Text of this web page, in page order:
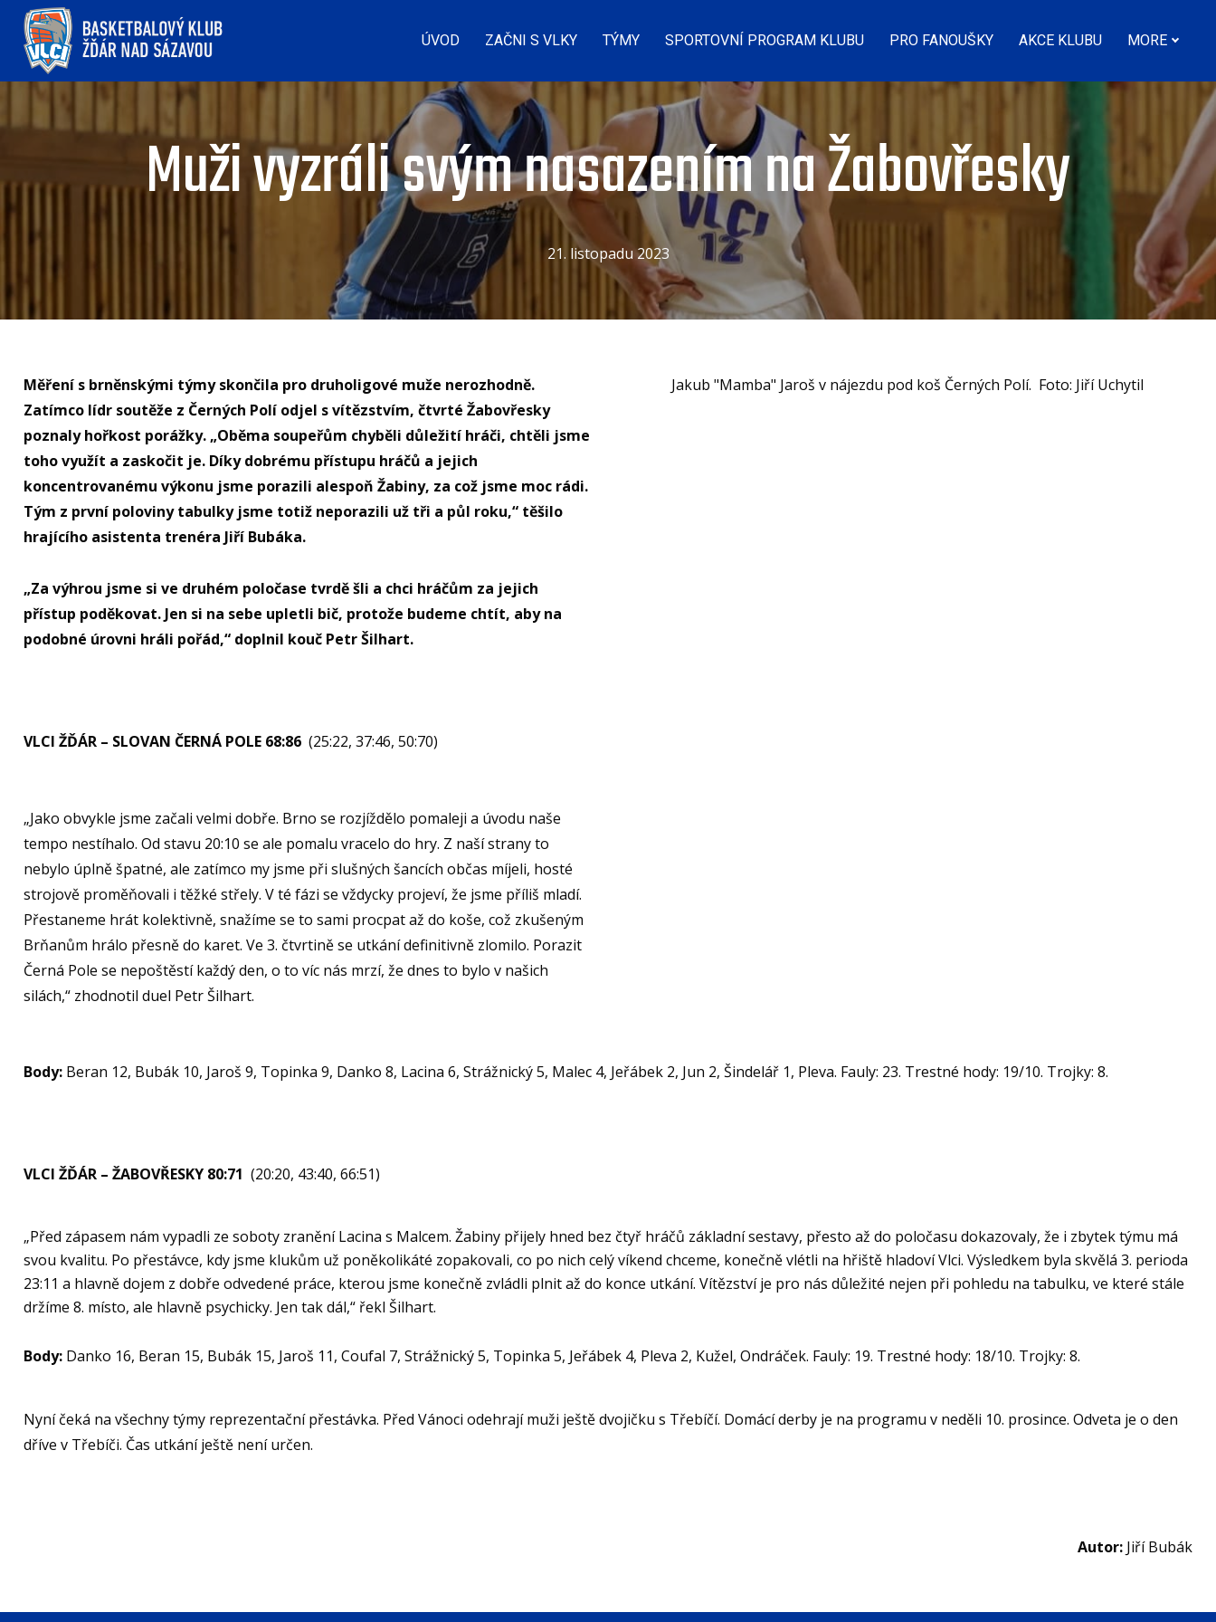
ÚVOD ZAČNI S VLKY TÝMY SPORTOVNÍ PROGRAM KLUBU PRO FANOUŠKY AKCE KLUBU MORE
Muži vyzráli svým nasazením na Žabovřesky
21. listopadu 2023
Měření s brněnskými týmy skončila pro druholigové muže nerozhodně.
Zatímco lídr soutěže z Černých Polí odjel s vítězstvím, čtvrté Žabovřesky
poznaly hořkost porážky. „Oběma soupeřům chyběli důležití hráči, chtěli jsme
toho využít a zaskočit je. Díky dobrému přístupu hráčů a jejich
koncentrovanému výkonu jsme porazili alespoň Žabiny, za což jsme moc rádi.
Tým z první poloviny tabulky jsme totiž neporazili už tři a půl roku,“ těšilo
hrajícího asistenta trenéra Jiří Bubáka.
„Za výhrou jsme si ve druhém poločase tvrdě šli a chci hráčům za jejich
přístup poděkovat. Jen si na sebe upletli bič, protože budeme chtít, aby na
podobné úrovni hráli pořád,“ doplnil kouč Petr Šilhart.
VLCI ŽĎÁR – SLOVAN ČERNÁ POLE 68:86 (25:22, 37:46, 50:70)
„Jako obvykle jsme začali velmi dobře. Brno se rozjíždělo pomaleji a úvodu naše
tempo nestíhalo. Od stavu 20:10 se ale pomalu vracelo do hry. Z naší strany to
nebylo úplně špatné, ale zatímco my jsme při slušných šancích občas míjeli, hosté
strojově proměňovali i těžké střely. V té fázi se vždycky projeví, že jsme příliš mladí.
Přestaneme hrát kolektivně, snažíme se to sami procpat až do koše, což zkušeným
Brňanům hrálo přesně do karet. Ve 3. čtvrtině se utkání definitivně zlomilo. Porazit
Černá Pole se nepoštěstí každý den, o to víc nás mrzí, že dnes to bylo v našich
silách,“ zhodnotil duel Petr Šilhart.
Jakub "Mamba" Jaroš v nájezdu pod koš Černých Polí. Foto: Jiří Uchytil
Body: Beran 12, Bubák 10, Jaroš 9, Topinka 9, Danko 8, Lacina 6, Strážnický 5, Malec 4, Jeřábek 2, Jun 2, Šindelář 1, Pleva. Fauly: 23. Trestné hody: 19/10. Trojky: 8.
VLCI ŽĎÁR – ŽABOVŘESKY 80:71 (20:20, 43:40, 66:51)
„Před zápasem nám vypadli ze soboty zranění Lacina s Malcem. Žabiny přijely hned bez čtyř hráčů základní sestavy, přesto až do poločasu dokazovaly, že i zbytek týmu má
svou kvalitu. Po přestávce, kdy jsme klukům už poněkolikáté zopakovali, co po nich celý víkend chceme, konečně vlétli na hřiště hladoví Vlci. Výsledkem byla skvělá 3. perioda
23:11 a hlavně dojem z dobře odvedené práce, kterou jsme konečně zvládli plnit až do konce utkání. Vítězství je pro nás důležité nejen při pohledu na tabulku, ve které stále
držíme 8. místo, ale hlavně psychicky. Jen tak dál,“ řekl Šilhart.
Body: Danko 16, Beran 15, Bubák 15, Jaroš 11, Coufal 7, Strážnický 5, Topinka 5, Jeřábek 4, Pleva 2, Kužel, Ondráček. Fauly: 19. Trestné hody: 18/10. Trojky: 8.
Nyní čeká na všechny týmy reprezentační přestávka. Před Vánoci odehrají muži ještě dvojičku s Třebíčí. Domácí derby je na programu v neděli 10. prosince. Odveta je o den
dříve v Třebíči. Čas utkání ještě není určen.
Autor: Jiří Bubák